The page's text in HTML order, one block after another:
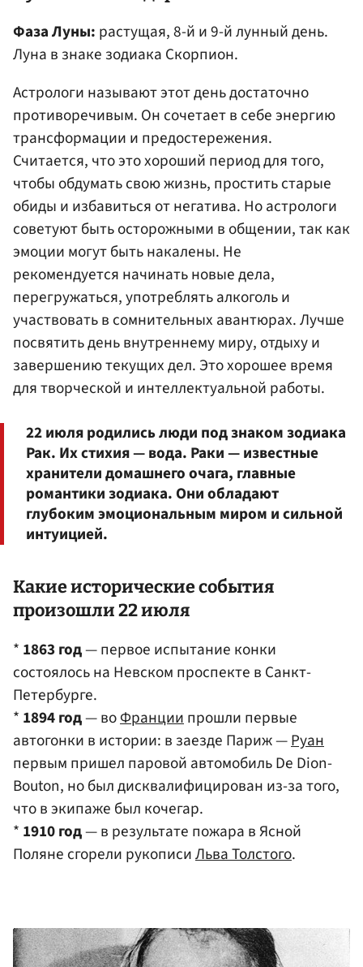
Фаза Луны: растущая, 8-й и 9-й лунный день.
Луна в знаке зодиака Скорпион.
Астрологи называют этот день достаточно
противоречивым. Он сочетает в себе энергию
трансформации и предостережения.
Считается, что это хороший период для того,
чтобы обдумать свою жизнь, простить старые
обиды и избавиться от негатива. Но астрологи
советуют быть осторожными в общении, так как
эмоции могут быть накалены. Не
рекомендуется начинать новые дела,
перегружаться, употреблять алкоголь и
участвовать в сомнительных авантюрах. Лучше
посвятить день внутреннему миру, отдыху и
завершению текущих дел. Это хорошее время
для творческой и интеллектуальной работы.
22 июля родились люди под знаком зодиака
Рак. Их стихия — вода. Раки — известные
хранители домашнего очага, главные
романтики зодиака. Они обладают
глубоким эмоциональным миром и сильной
интуицией.
Какие исторические события
произошли 22 июля
* 1863 год— первое испытание конки
состоялось на Невском проспекте в Санкт-
Петербурге.
* 1894 год— воФранциипрошли первые
автогонки в истории: в заезде Париж —Руан
первым пришел паровой автомобиль De Dion-
Bouton, но был дисквалифицирован из-за того,
что в экипаже был кочегар.
* 1910 год— в результате пожара в Ясной
Поляне сгорели рукописиЛьва Толстого.